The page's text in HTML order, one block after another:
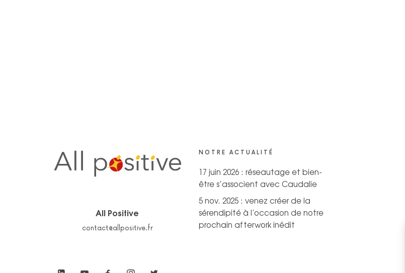
All Positive
contact@allpositive.fr
NOTRE ACTUALITÉ
17 juin 2026 : réseautage et bien-
être s’associent avec Caudalie
5 nov. 2025 : venez créer de la
sérendipité à l’occasion de notre
prochain afterwork inédit